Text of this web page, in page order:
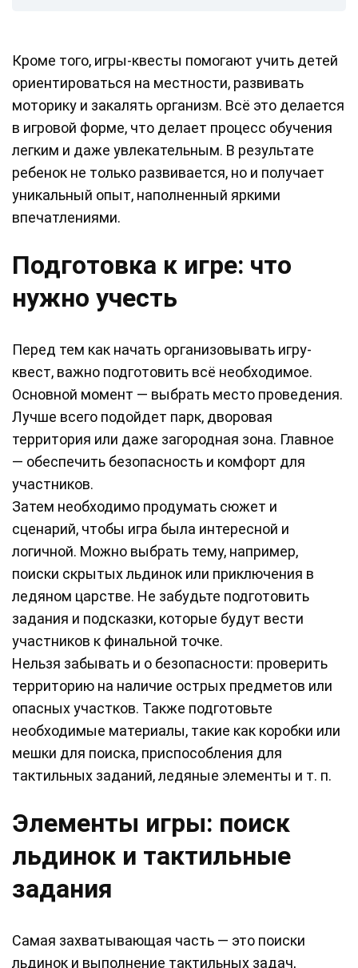
Кроме того, игры-квесты помогают учить детей
ориентироваться на местности, развивать
моторику и закалять организм. Всё это делается
в игровой форме, что делает процесс обучения
легким и даже увлекательным. В результате
ребенок не только развивается, но и получает
уникальный опыт, наполненный яркими
впечатлениями.
Подготовка к игре: что
нужно учесть
Перед тем как начать организовывать игру-
квест, важно подготовить всё необходимое.
Основной момент — выбрать место проведения.
Лучше всего подойдет парк, дворовая
территория или даже загородная зона. Главное
— обеспечить безопасность и комфорт для
участников.
Затем необходимо продумать сюжет и
сценарий, чтобы игра была интересной и
логичной. Можно выбрать тему, например,
поиски скрытых льдинок или приключения в
ледяном царстве. Не забудьте подготовить
задания и подсказки, которые будут вести
участников к финальной точке.
Нельзя забывать и о безопасности: проверить
территорию на наличие острых предметов или
опасных участков. Также подготовьте
необходимые материалы, такие как коробки или
мешки для поиска, приспособления для
тактильных заданий, ледяные элементы и т. п.
Элементы игры: поиск
льдинок и тактильные
задания
Самая захватывающая часть — это поиски
льдинок и выполнение тактильных задач,